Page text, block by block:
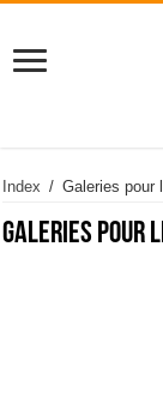
Index / Galeries pour
Galeries pour